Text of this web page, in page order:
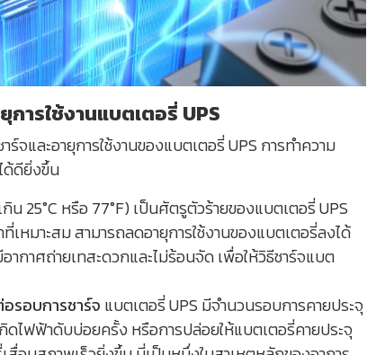
ารใช้งานแบตเตอรี่ UPS
และอายุการใช้งานของแบตเตอรี่ UPS การทำความ
ด้ดียิ่งขึ้น
25°C หรือ 77°F) เป็นศัตรูตัวร้ายของแบตเตอรี่ UPS
หมาะสม สามารถลดอายุการใช้งานของแบตเตอรี่ลงได้
กาศถ่ายเทสะดวกและไม่ร้อนจัด เพื่อให้วิธีชาร์จแบต
รอบการชาร์จ แบตเตอรี่ UPS มีจำนวนรอบการคายประจุ
ดไฟฟ้าดับบ่อยครั้ง หรือการปล่อยให้แบตเตอรี่คายประจุ